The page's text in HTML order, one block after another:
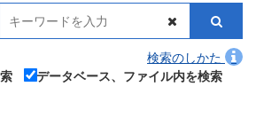
検索のしかた
データベース、ファイル内を検索